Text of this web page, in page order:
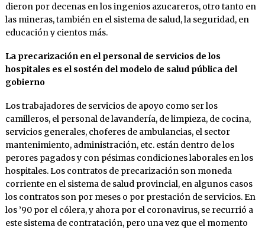
dieron por decenas en los ingenios azucareros, otro tanto en
las mineras, también en el sistema de salud, la seguridad, en
educación y cientos más.
La precarización en el personal de servicios de los
hospitales es el sostén del modelo de salud pública del
gobierno
Los trabajadores de servicios de apoyo como ser los
camilleros, el personal de lavandería, de limpieza, de cocina,
servicios generales, choferes de ambulancias, el sector
mantenimiento, administración, etc. están dentro de los
perores pagados y con pésimas condiciones laborales en los
hospitales. Los contratos de precarización son moneda
corriente en el sistema de salud provincial, en algunos casos
los contratos son por meses o por prestación de servicios. En
los ’90 por el cólera, y ahora por el coronavirus, se recurrió a
este sistema de contratación, pero una vez que el momento